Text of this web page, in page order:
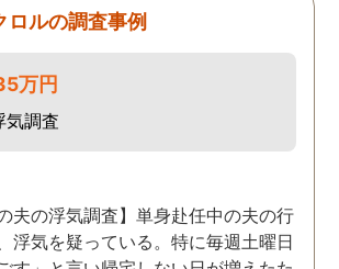
ています。
す。
ロルの調査事例
万円
気調査
夫の浮気調査】単身赴任中の夫の行
浮気を疑っている。特に毎週土曜日